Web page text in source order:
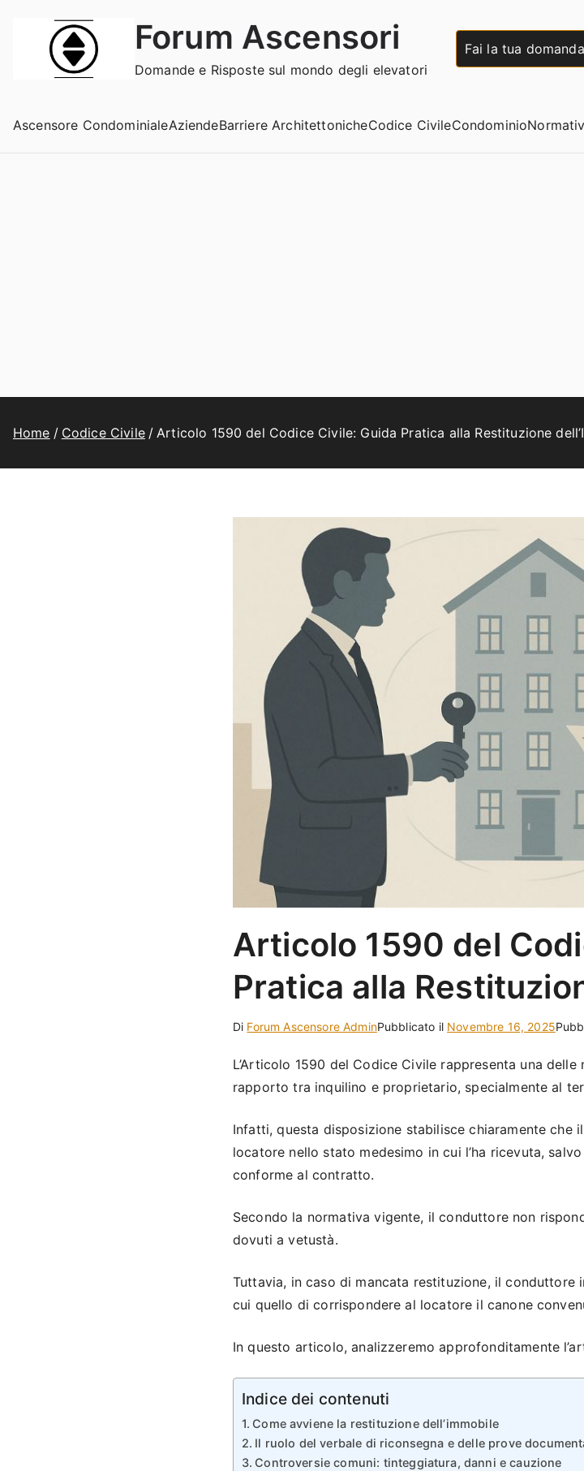
contenuto
Forum Ascensori
Domande e Risposte sul mondo degli elevatori
Fai la tua domanda
Ascensore CondominialeAziendeBarriere ArchitettonicheCodice CivileCondominio
Home Codice Civile Articolo 1590 del Codice Civile: Guida Pratica alla Restituzione
Articolo 1590 del
Pratica alla
Di Forum Ascensore AdminPubblicato il Novembre 16, 2025
L’Articolo 1590 del Codice Civile rappresenta una
rapporto tra inquilino e proprietario, specialmente al
Infatti, questa disposizione stabilisce chiaramente che
locatore nello stato medesimo in cui l’ha ricevuta,
conforme al contratto.
Secondo la normativa vigente, il conduttore non
dovuti a vetustà.
Tuttavia, in caso di mancata restituzione, il
cui quello di corrispondere al locatore il canone
In questo articolo, analizzeremo approfonditamente
Indice dei contenuti
Come avviene la restituzione dell’immobile
Il ruolo del verbale di riconsegna e delle prove
Controversie comuni: tinteggiatura, danni e cauzione